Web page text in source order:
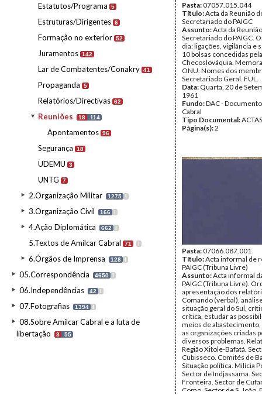
Estatutos/Programa 5
Estruturas/Dirigentes 6
Formação no exterior 52
Juramentos 142
Lar de Combatentes/Conakry 41
Propaganda 5
Relatórios/Directivas 62
Reuniões 18 114
Apontamentos 96
Segurança 18
UDEMU 3
UNTG 7
2.Organização Militar 1275 I
3.Organização Civil 166 I
4.Ação Diplomática 662 I
5.Textos de Amílcar Cabral 71 I
6.Órgãos de Imprensa 128 I
05.Correspondência 4650 I
06.Independências 42 I
07.Fotografias 1394 I
08.Sobre Amílcar Cabral e a luta de
libertação
3 55
Pasta:07057.015.044
Título:Acta da Reunião
Secretariado do PAIGC
Assunto:Acta da
Secretariado do PAIGC.
dia: ligações, vigilância e
10 bolsas concedidas pela
Checoslováquia.
ONU. Nomes dos
Secretariado Geral. FUL.
Data: Quarta, 20 de
1961
Fundo:DAC -
Cabral
Tipo Documental:ACTAS
Página(s):2
Pasta:07066.087.001
Título:Acta informal de
PAIGC (Tribuna Livre)
Assunto:Acta informal
PAIGC (Tribuna Livre).
apresentação dos
Comando (verbal),
situação geral do Sul,
crítica, estudar as
meios de
as organizações criadas
diversos problemas.
Região Xitole-Bafatá.
Cubisseco. Comités de
Situação política. Milícia
Sector de Indjassama.
Fronteira. Sector de
Como. Sector de S. João.